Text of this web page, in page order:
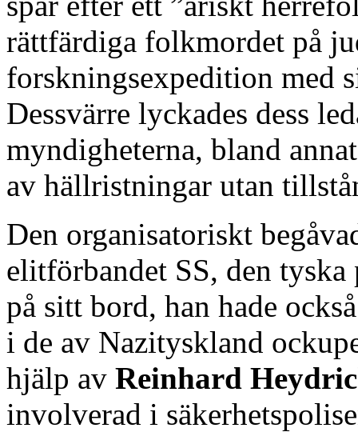
rättfärdiga folkmordet på
forskningsexpedition med
Dessvärre lyckades dess
myndigheterna, bland
av hällristningar utan
Den organisatoriskt
elitförbandet SS, den
på sitt bord, han hade
i de av Nazityskland
hjälp av Reinhard
involverad i